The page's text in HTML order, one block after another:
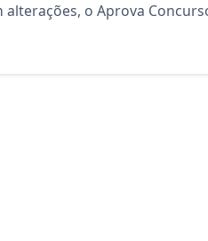
o Aprova